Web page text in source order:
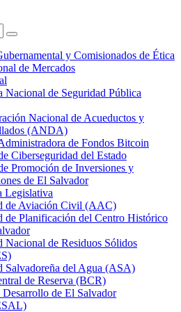
y Comisionados de Ética
de Mercados
Nacional de Seguridad Pública
Nacional de Acueductos y
(ANDA)
de Fondos Bitcoin
Ciberseguridad del Estado
Promoción de Inversiones y
de El Salvador
Legislativa
de Aviación Civil (AAC)
de Planificación del Centro Histórico
Nacional de Residuos Sólidos
Salvadoreña del Agua (ASA)
de Reserva (BCR)
Desarrollo de El Salvador